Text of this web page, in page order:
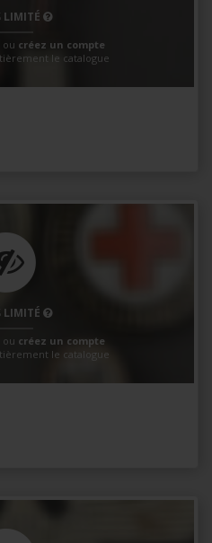
LIMITÉ
ou créez un compte
le catalogue
LIMITÉ
ou créez un compte
le catalogue